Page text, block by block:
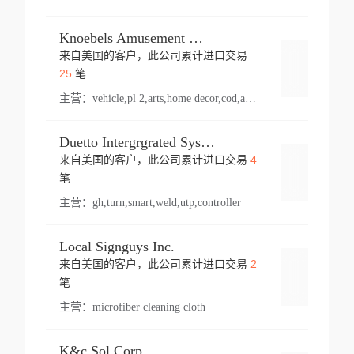
Knoebels Amusement Resort
来自美国的客户，此公司累计进口交易
25笔
主营： vehicle,pl 2,arts,home decor,cod,amusement ride,sea
Duetto Intergrgrated Systems Inc.
来自美国的客户，此公司累计进口交易 4
笔
主营： gh,turn,smart,weld,utp,controller
Local Signguys Inc.
来自美国的客户，此公司累计进口交易 2
笔
主营： microfiber cleaning cloth
K&c Sol Corp.